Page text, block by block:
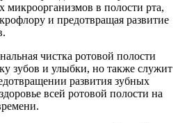
в полости рта,
и предотвращая развитие
чистка ротовой полости
зубов и улыбки, но также служит
развития зубных
всей ротовой полости на